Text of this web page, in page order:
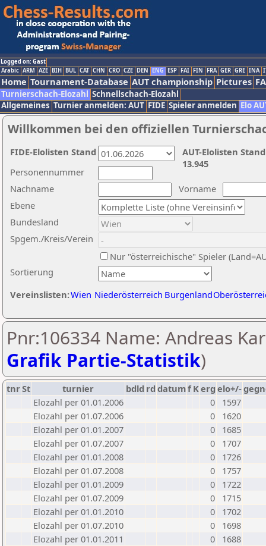
Logged on: Gast
Arabic ARM AZE BIH BUL CAT CHN CRO CZE DEN ENG ESP FAI FIN FRA GER GRE INA
Home Tournament-Database AUT championship Pictures
Turnierschach-Elozahl Schnellschach-Elozahl
Allgemeines Turnier anmelden: AUT FIDE Spieler anmelden Elo
Willkommen bei den offiziellen
Nachname
Vorname
Ebene
Sortierung
Personennummer
Bundesland
Spgem./Kreis/Verein
Nur "österreichische" Spieler
Vereinslisten:Wien Niederösterreich Burgenland
AUT-Elolisten
13.945
FIDE-Elolisten Stand
Pnr:106334 Name: Andreas
Grafik Partie-Statistik)
tnrSt turnier bdld rd datumf Kerg elo+/-
Elozahl per 01.01.2006
0
1597
Elozahl per 01.07.2006
0
1620
Elozahl per 01.01.2007
0
1685
Elozahl per 01.07.2007
0
1707
Elozahl per 01.01.2008
0
1726
Elozahl per 01.07.2008
0
1757
Elozahl per 01.01.2009
0
1722
Elozahl per 01.07.2009
0
1715
Elozahl per 01.01.2010
0
1702
Elozahl per 01.07.2010
0
1698
Elozahl per 01.01.2011
0
1688